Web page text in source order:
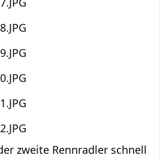
zweite Rennradler schnell